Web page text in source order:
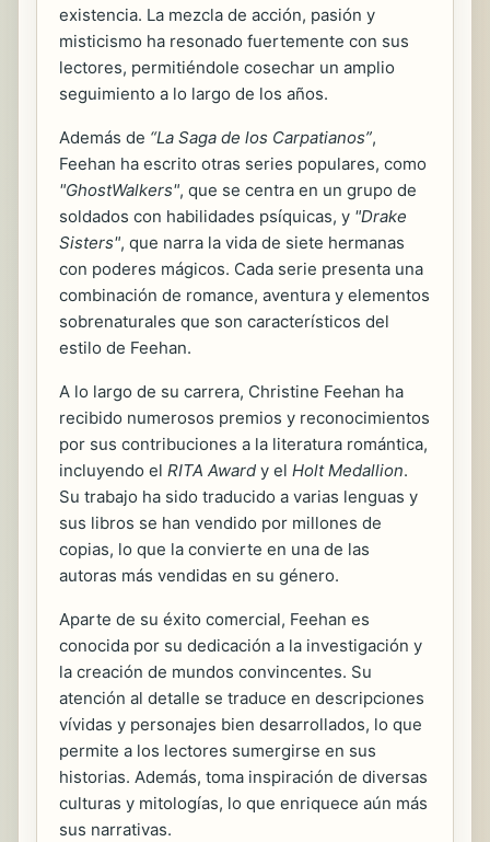
existencia. La mezcla de acción, pasión y
misticismo ha resonado fuertemente con sus
lectores, permitiéndole cosechar un amplio
seguimiento a lo largo de los años.
Además de “La Saga de los Carpatianos”,
Feehan ha escrito otras series populares, como
"GhostWalkers", que se centra en un grupo de
soldados con habilidades psíquicas, y "Drake
Sisters", que narra la vida de siete hermanas
con poderes mágicos. Cada serie presenta una
combinación de romance, aventura y elementos
sobrenaturales que son característicos del
estilo de Feehan.
A lo largo de su carrera, Christine Feehan ha
recibido numerosos premios y reconocimientos
por sus contribuciones a la literatura romántica,
incluyendo el RITA Award y el Holt Medallion.
Su trabajo ha sido traducido a varias lenguas y
sus libros se han vendido por millones de
copias, lo que la convierte en una de las
autoras más vendidas en su género.
Aparte de su éxito comercial, Feehan es
conocida por su dedicación a la investigación y
la creación de mundos convincentes. Su
atención al detalle se traduce en descripciones
vívidas y personajes bien desarrollados, lo que
permite a los lectores sumergirse en sus
historias. Además, toma inspiración de diversas
culturas y mitologías, lo que enriquece aún más
sus narrativas.